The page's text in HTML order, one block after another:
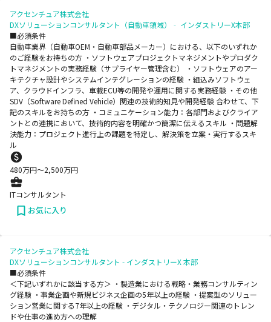
アクセンチュア株式会社
DXソリューションコンサルタント（自動車領域）‐ インダストリーX本部
■必須条件
自動車業界（自動車OEM・自動車部品メーカー）における、以下のいずれか
のご経験をお持ちの方 ・ソフトウェアプロジェクトマネジメントやプロダク
トマネジメントの実務経験（サプライヤー管理含む） ・ソフトウェアのアー
キテクチャ設計やシステムインテグレーションの経験 ・組込みソフトウェ
ア、クラウドインフラ、車載ECU等の開発や運用に関する実務経験 ・その他
SDV（Software Defined Vehicle）関連の技術的知見や開発経験 合わせて、下
記のスキルをお持ちの方 ・コミュニケーション能力：各部門およびクライア
ントとの連携において、技術的内容を明確かつ簡潔に伝えるスキル ・問題解
決能力：プロジェクト進行上の課題を特定し、解決策を立案・実行するスキ
ル
480万円〜2,500万円
ITコンサルタント
お気に入り
アクセンチュア株式会社
DXソリューションコンサルタント - インダストリーX 本部
■必須条件
＜下記いずれかに該当する方＞ ・製造業における戦略・業務コンサルティン
グ経験 ・事業企画や新規ビジネス企画の5年以上の経験 ・提案型のソリュー
ション営業に関する7年以上の経験 ・デジタル・テクノロジー関連のトレン
ドや仕事の進め方への理解